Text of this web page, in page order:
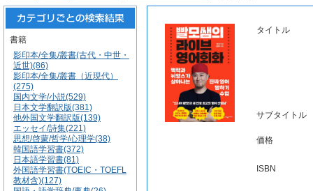
書籍
影印本/全集/叢書(古代・中世・
近世)(86)
影印本/全集/叢書（近現代）
(275)
国内文学/小説(529)
日本文学翻訳版(381)
他外国文学翻訳版(139)
エッセイ/詩集(221)
思想/啓蒙/哲学/心理学(38)
韓国語学習書(372)
日本語学習書(81)
外国語学習書(TOEIC・TOEFL
教材含)(127)
タイトル
サブタイトル
価格
ISBN